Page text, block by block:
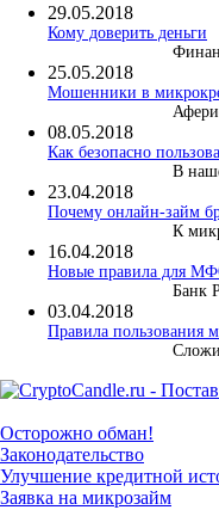
29.05.2018
Кому доверить деньги
25.05.2018
Мошенники в
08.05.2018
Как безопасно
В
23.04.2018
Почему онлайн-займ
К
16.04.2018
Новые правила для
Банк
03.04.2018
​Правила пользования
Осторожно обман!
Законодательство
Улучшение кредитной
Заявка на микрозайм